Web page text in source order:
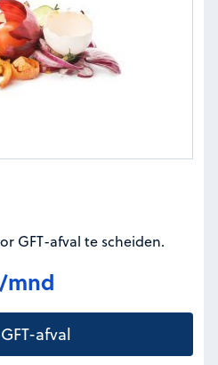
GFT-afval te scheiden.
mnd
afval